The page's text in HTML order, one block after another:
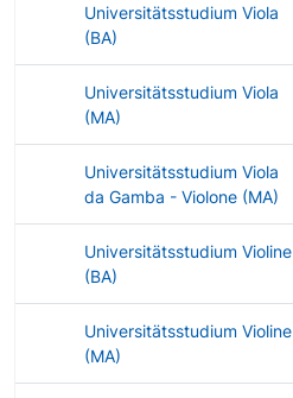
Universitätsstudium Viola
(BA)
Universitätsstudium Viola
(MA)
Universitätsstudium Viola
da Gamba - Violone (MA)
Universitätsstudium Violine
(BA)
Universitätsstudium Violine
(MA)